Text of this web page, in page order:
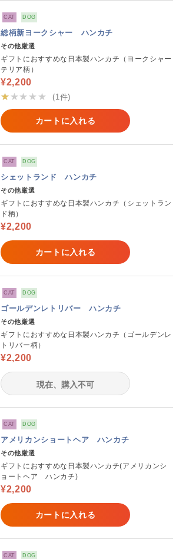
CAT DOG
総柄新ヨークシャー ハンカチ
その他厳選
ギフトにおすすめな日本製ハンカチ（ヨークシャー
テリア柄）
¥2,200
★★★★★
(1件)
カートに入れる
CAT DOG
シェットランド ハンカチ
その他厳選
ギフトにおすすめな日本製ハンカチ（シェットラン
ド柄）
¥2,200
カートに入れる
CAT DOG
ゴールデンレトリバー ハンカチ
その他厳選
ギフトにおすすめな日本製ハンカチ（ゴールデンレ
トリバー柄）
¥2,200
現在、購入不可
CAT DOG
アメリカンショートヘア ハンカチ
その他厳選
ギフトにおすすめな日本製ハンカチ(アメリカンシ
ョートヘア ハンカチ)
¥2,200
カートに入れる
CAT DOG